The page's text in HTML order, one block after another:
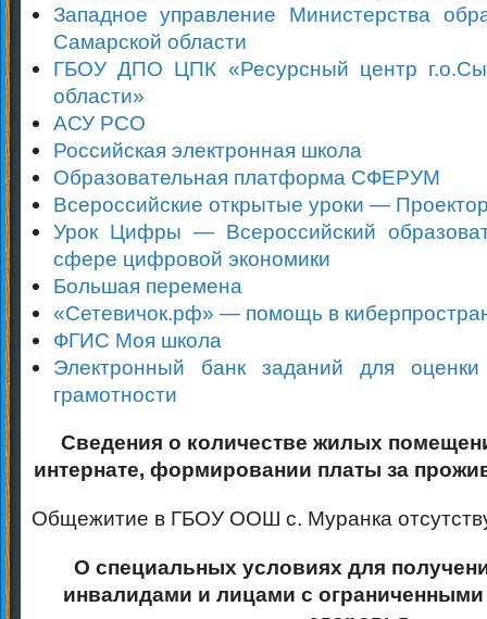
Западное управление Министерства
Самарской области
ГБОУ ДПО ЦПК «Ресурсный центр
области»
АСУ РСО
Российская электронная школа
Образовательная платформа СФЕРУМ
Всероссийские открытые уроки —
Урок Цифры — Всероссийский
сфере цифровой экономики
Большая перемена
«Сетевичок.рф» — помощь в
ФГИС Моя школа
Электронный банк заданий для оценки
грамотности
Сведения о количестве жилых
интернате, формировании платы за
Общежитие в ГБОУ ООШ с. Муранка
О специальных условиях для
инвалидами и лицами с